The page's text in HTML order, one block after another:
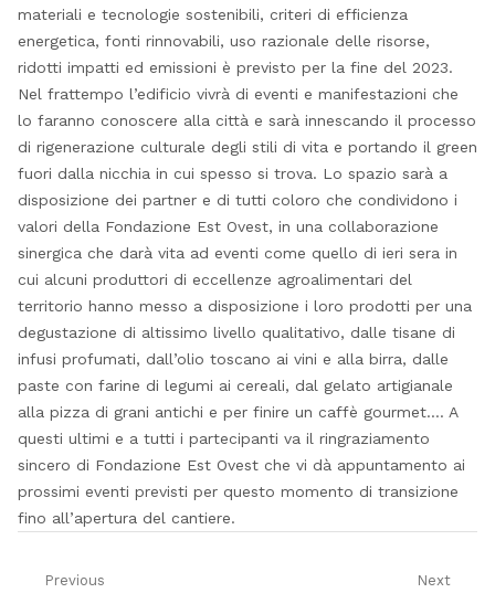
materiali e tecnologie sostenibili, criteri di efficienza
energetica, fonti rinnovabili, uso razionale delle risorse,
ridotti impatti ed emissioni è previsto per la fine del 2023.
Nel frattempo l’edificio vivrà di eventi e manifestazioni che
lo faranno conoscere alla città e sarà innescando il processo
di rigenerazione culturale degli stili di vita e portando il green
fuori dalla nicchia in cui spesso si trova. Lo spazio sarà a
disposizione dei partner e di tutti coloro che condividono i
valori della Fondazione Est Ovest, in una collaborazione
sinergica che darà vita ad eventi come quello di ieri sera in
cui alcuni produttori di eccellenze agroalimentari del
territorio hanno messo a disposizione i loro prodotti per una
degustazione di altissimo livello qualitativo, dalle tisane di
infusi profumati, dall’olio toscano ai vini e alla birra, dalle
paste con farine di legumi ai cereali, dal gelato artigianale
alla pizza di grani antichi e per finire un caffè gourmet…. A
questi ultimi e a tutti i partecipanti va il ringraziamento
sincero di Fondazione Est Ovest che vi dà appuntamento ai
prossimi eventi previsti per questo momento di transizione
fino all’apertura del cantiere.
Previous Next